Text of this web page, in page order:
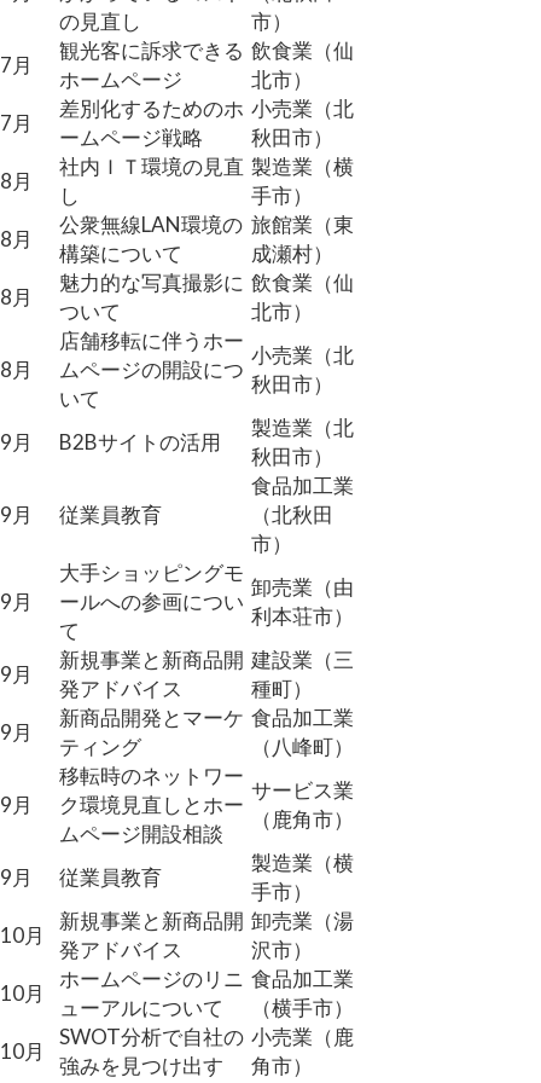
の見直し
市）
7月
観光客に訴求できる
ホームページ
飲食業（仙
北市）
7月
差別化するためのホ
ームページ戦略
小売業（北
秋田市）
8月
社内ＩＴ環境の見直
し
製造業（横
手市）
8月
公衆無線LAN環境の
構築について
旅館業（東
成瀬村）
8月
魅力的な写真撮影に
ついて
飲食業（仙
北市）
8月
店舗移転に伴うホー
ムページの開設につ
いて
小売業（北
秋田市）
9月 B2Bサイトの活用
製造業（北
秋田市）
9月 従業員教育
食品加工業
（北秋田
市）
9月
大手ショッピングモ
ールへの参画につい
て
卸売業（由
利本荘市）
9月
新規事業と新商品開
発アドバイス
建設業（三
種町）
9月
新商品開発とマーケ
ティング
食品加工業
（八峰町）
9月
移転時のネットワー
ク環境見直しとホー
ムページ開設相談
サービス業
（鹿角市）
9月 従業員教育
製造業（横
手市）
10月
新規事業と新商品開
発アドバイス
卸売業（湯
沢市）
10月
ホームページのリニ
ューアルについて
食品加工業
（横手市）
10月
SWOT分析で自社の
強みを見つけ出す
小売業（鹿
角市）